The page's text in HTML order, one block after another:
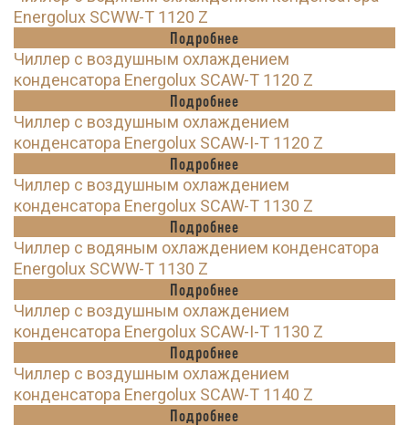
Energolux SCWW-T 1120 Z
Подробнее
Чиллер с воздушным охлаждением
конденсатора Energolux SCAW-T 1120 Z
Подробнее
Чиллер с воздушным охлаждением
конденсатора Energolux SCAW-I-T 1120 Z
Подробнее
Чиллер с воздушным охлаждением
конденсатора Energolux SCAW-T 1130 Z
Подробнее
Чиллер с водяным охлаждением конденсатора
Energolux SCWW-T 1130 Z
Подробнее
Чиллер с воздушным охлаждением
конденсатора Energolux SCAW-I-T 1130 Z
Подробнее
Чиллер с воздушным охлаждением
конденсатора Energolux SCAW-T 1140 Z
Подробнее